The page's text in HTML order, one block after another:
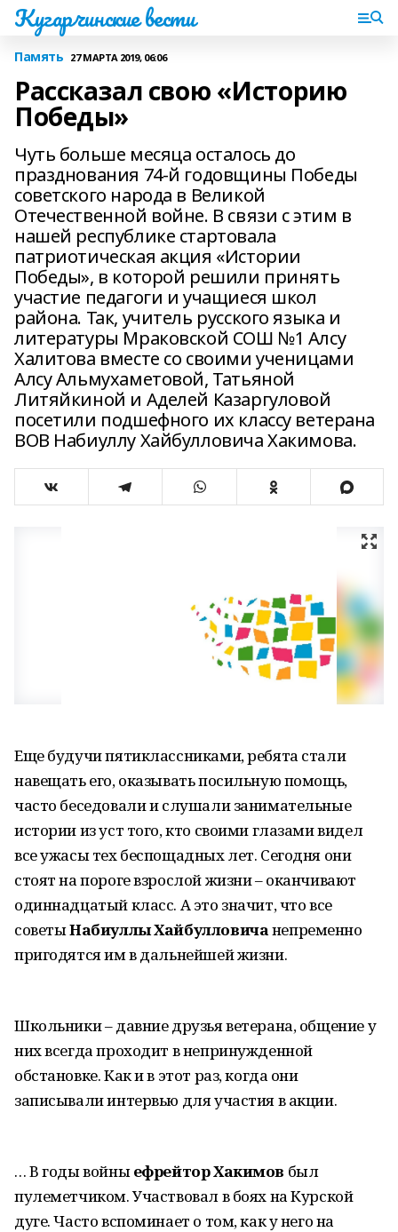
Кугарчинские вести
Память 27 МАРТА 2019, 06:06
Рассказал свою «Историю
Победы»
Чуть больше месяца осталось до
празднования 74-й годовщины Победы
советского народа в Великой
Отечественной войне. В связи с этим в
нашей республике стартовала
патриотическая акция «Истории
Победы», в которой решили принять
участие педагоги и учащиеся школ
района. Так, учитель русского языка и
литературы Мраковской СОШ №1 Алсу
Халитова вместе со своими ученицами
Алсу Альмухаметовой, Татьяной
Литяйкиной и Аделей Казаргуловой
посетили подшефного их классу ветерана
ВОВ Набиуллу Хайбулловича Хакимова.
Еще будучи пятиклассниками, ребята стали
навещать его, оказывать посильную помощь,
часто беседовали и слушали занимательные
истории из уст того, кто своими глазами видел
все ужасы тех беспощадных лет. Сегодня они
стоят на пороге взрослой жизни – оканчивают
одиннадцатый класс. А это значит, что все
советыНабиуллы Хайбулловичанепременно
пригодятся им в дальнейшей жизни.
Школьники – давние друзья ветерана, общение у
них всегда проходит в непринужденной
обстановке. Как и в этот раз, когда они
записывали интервью для участия в акции.
… В годы войныефрейтор Хакимов был
пулеметчиком. Участвовал в боях на Курской
дуге. Часто вспоминает о том, как у него на